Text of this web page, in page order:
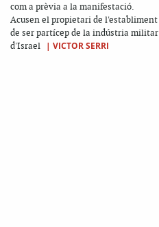
com a prèvia a la manifestació.
Acusen el propietari de l'establiment
de ser partícep de la indústria militar
d'Israel
| VICTOR SERRI